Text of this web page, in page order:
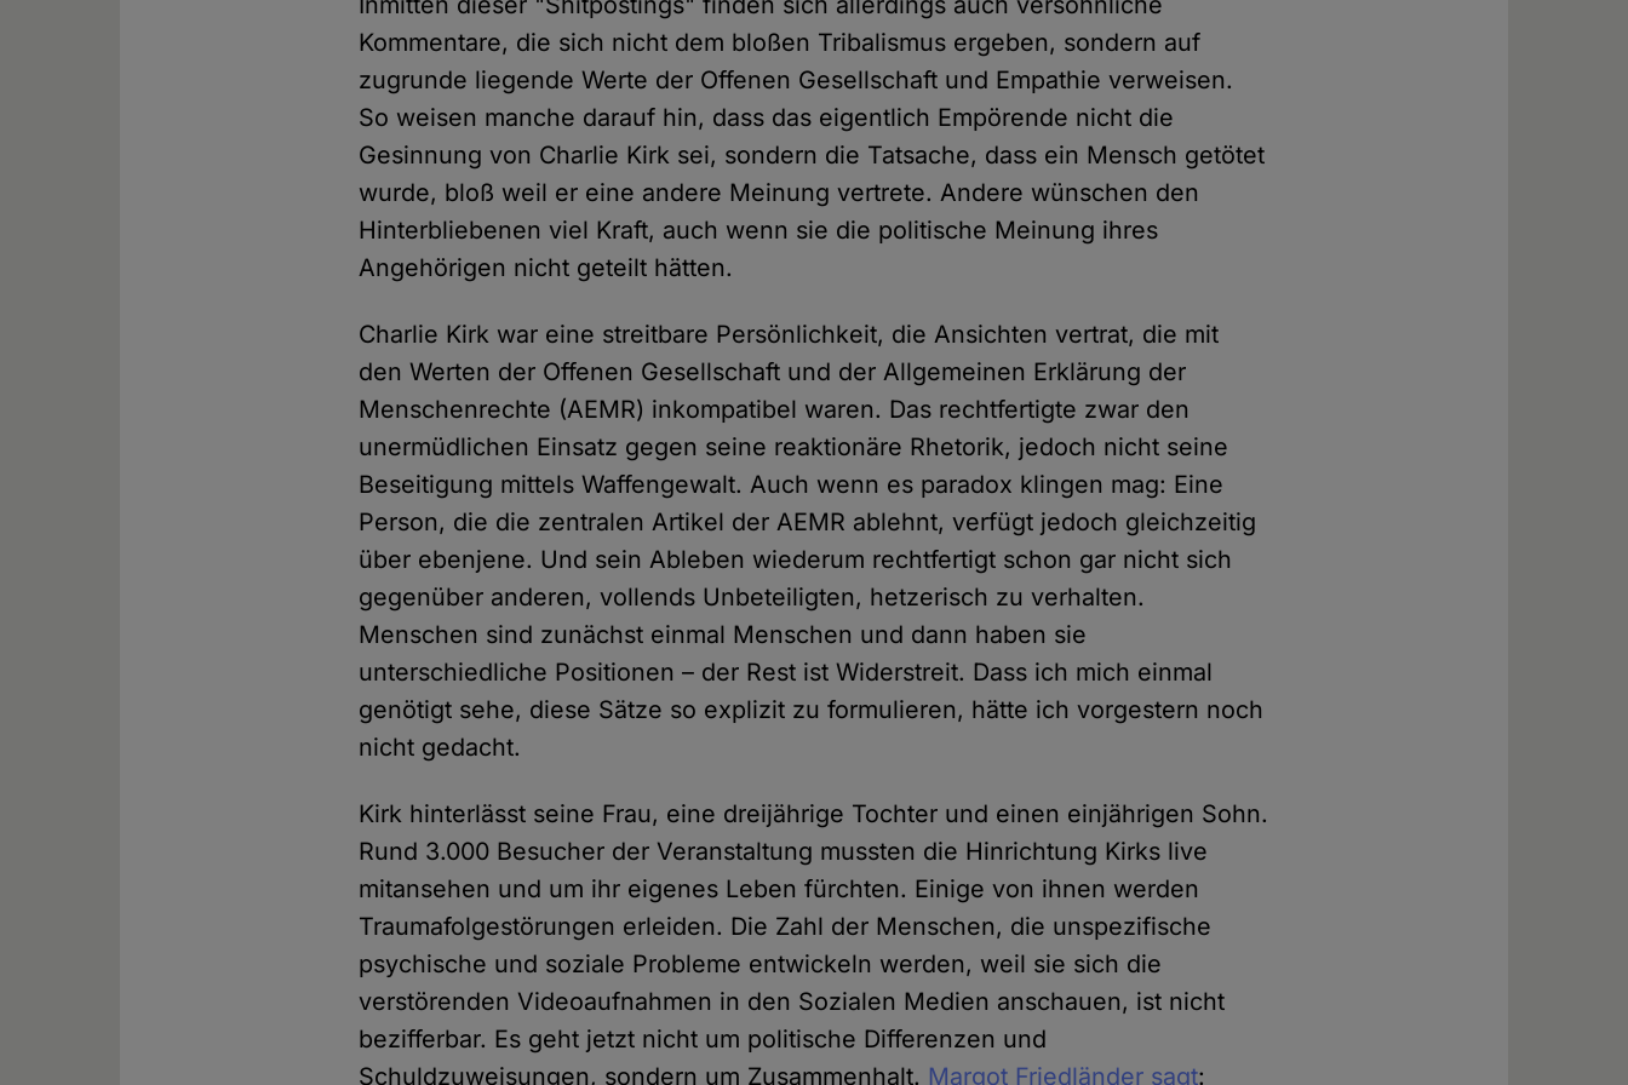
Kommentare, die sich nicht dem bloßen Tribalismus ergeben, sondern auf
zugrunde liegende Werte der Offenen Gesellschaft und Empathie verweisen.
So weisen manche darauf hin, dass das eigentlich Empörende nicht die
Gesinnung von Charlie Kirk sei, sondern die Tatsache, dass ein Mensch getötet
wurde, bloß weil er eine andere Meinung vertrete. Andere wünschen den
Hinterbliebenen viel Kraft, auch wenn sie die politische Meinung ihres
Angehörigen nicht geteilt hätten.
Charlie Kirk war eine streitbare Persönlichkeit, die Ansichten vertrat, die mit
den Werten der Offenen Gesellschaft und der Allgemeinen Erklärung der
Menschenrechte (AEMR) inkompatibel waren. Das rechtfertigte zwar den
unermüdlichen Einsatz gegen seine reaktionäre Rhetorik, jedoch nicht seine
Beseitigung mittels Waffengewalt. Auch wenn es paradox klingen mag: Eine
Person, die die zentralen Artikel der AEMR ablehnt, verfügt jedoch gleichzeitig
über ebenjene. Und sein Ableben wiederum rechtfertigt schon gar nicht sich
gegenüber anderen, vollends Unbeteiligten, hetzerisch zu verhalten.
Menschen sind zunächst einmal Menschen und dann haben sie
unterschiedliche Positionen – der Rest ist Widerstreit. Dass ich mich einmal
genötigt sehe, diese Sätze so explizit zu formulieren, hätte ich vorgestern noch
nicht gedacht.
Kirk hinterlässt seine Frau, eine dreijährige Tochter und einen einjährigen Sohn.
Rund 3.000 Besucher der Veranstaltung mussten die Hinrichtung Kirks live
mitansehen und um ihr eigenes Leben fürchten. Einige von ihnen werden
Traumafolgestörungen erleiden. Die Zahl der Menschen, die unspezifische
psychische und soziale Probleme entwickeln werden, weil sie sich die
verstörenden Videoaufnahmen in den Sozialen Medien anschauen, ist nicht
bezifferbar. Es geht jetzt nicht um politische Differenzen und
Schuldzuweisungen, sondern um Zusammenhalt. Margot Friedländer sagt: